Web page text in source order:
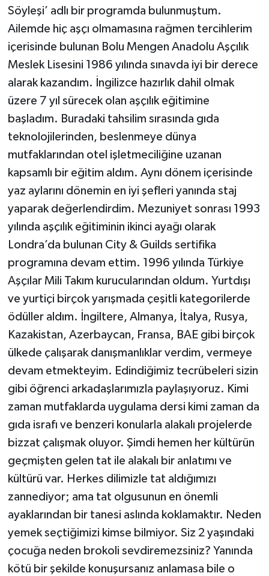
Söyleşi’ adlı bir programda bulunmuştum.
Ailemde hiç aşçı olmamasına rağmen tercihlerim
içerisinde bulunan Bolu Mengen Anadolu Aşçılık
Meslek Lisesini 1986 yılında sınavda iyi bir derece
alarak kazandım. İngilizce hazırlık dahil olmak
üzere 7 yıl sürecek olan aşçılık eğitimine
başladım. Buradaki tahsilim sırasında gıda
teknolojilerinden, beslenmeye dünya
mutfaklarından otel işletmeciliğine uzanan
kapsamlı bir eğitim aldım. Aynı dönem içerisinde
yaz aylarını dönemin en iyi şefleri yanında staj
yaparak değerlendirdim. Mezuniyet sonrası 1993
yılında aşçılık eğitiminin ikinci ayağı olarak
Londra’da bulunan City & Guilds sertifika
programına devam ettim. 1996 yılında Türkiye
Aşçılar Mili Takım kurucularından oldum. Yurtdışı
ve yurtiçi birçok yarışmada çeşitli kategorilerde
ödüller aldım. İngiltere, Almanya, İtalya, Rusya,
Kazakistan, Azerbaycan, Fransa, BAE gibi birçok
ülkede çalışarak danışmanlıklar verdim, vermeye
devam etmekteyim. Edindiğimiz tecrübeleri sizin
gibi öğrenci arkadaşlarımızla paylaşıyoruz. Kimi
zaman mutfaklarda uygulama dersi kimi zaman da
gıda israfı ve benzeri konularla alakalı projelerde
bizzat çalışmak oluyor. Şimdi hemen her kültürün
geçmişten gelen tat ile alakalı bir anlatımı ve
kültürü var. Herkes dilimizle tat aldığımızı
zannediyor; ama tat olgusunun en önemli
ayaklarından bir tanesi aslında koklamaktır. Neden
yemek seçtiğimizi kimse bilmiyor. Siz 2 yaşındaki
çocuğa neden brokoli sevdiremezsiniz? Yanında
kötü bir şekilde konuşursanız anlamasa bile o